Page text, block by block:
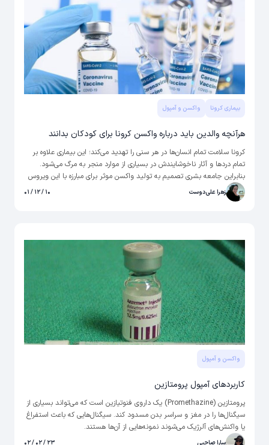
بیماری کرونا واکسن و آمپول
هرآنچه والدین باید درباره واکسن کرونا برای کودکان بدانند
کرونا سلامت تمام انسان‌ها در هر سنی را تهدید می‌کند؛ این بیماری علاوه بر
تمام دردها و آثار ناخوشایندش در بسیاری از موارد منجر به مرگ می‌شود.
بنابراین جامعه بشری تصمیم به تولید واکسن موثر برای مبارزه با این ویروس
را گرفت؛ واکسن‌ها به نوبت وارد چرخه سلامت و به افراد تزریق شدند. حالا
پس از مشاهده آثار مثبت تزریق واکسن کرونا به بزرگسالان، این پرسش پیش
زهرا علی‌دوست ۱۰ / ۱۲ / ۰۱
واکسن و آمپول
کاربردهای آمپول پرومتازین
پرومتازین (Promethazine) یک داروی فنوتیازین است که می‌تواند بسیاری از
سیگنال‌ها را در مغز و سراسر بدن مسدود کند. سیگنال‌هایی که باعث استفراغ
یا واکنش‌های آلرژیک می‌شوند نمونه‌هایی از آن‌ها هستند.
سارا صاحبی ۲۳ / ۰۲ / ۰۲